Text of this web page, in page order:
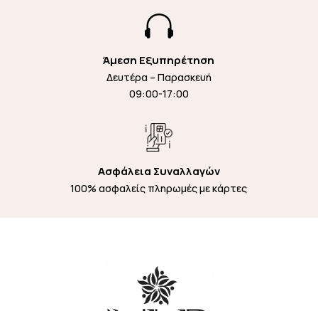

Άμεση Εξυπηρέτηση
Δευτέρα – Παρασκευή
09:00-17:00
Ασφάλεια Συναλλαγών
100% ασφαλείς πληρωμές με κάρτες